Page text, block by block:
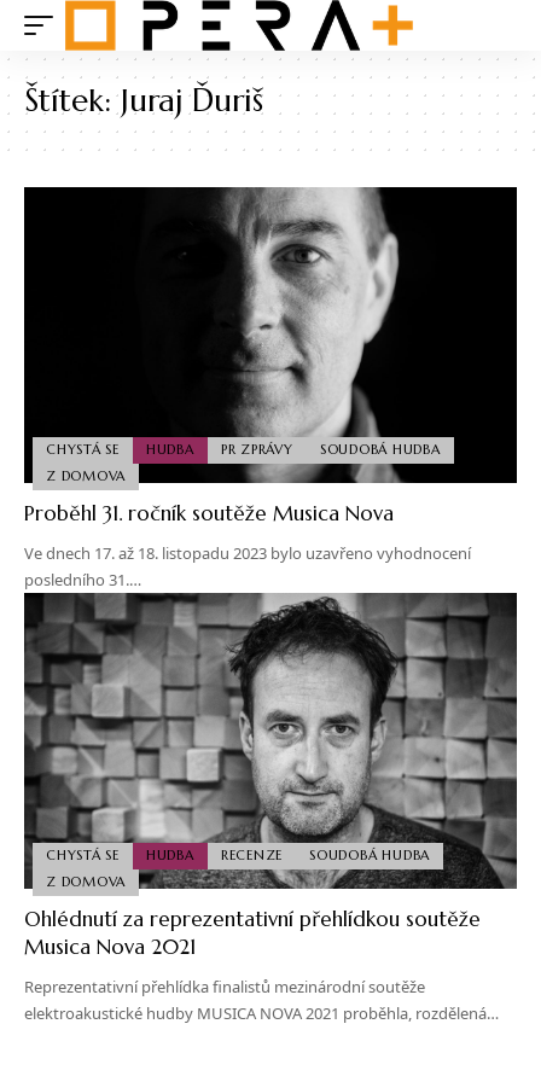
Štítek:Juraj Ďuriš
CHYSTÁ SE HUDBA PR ZPRÁVY
SOUDOBÁ HUDBA
Z DOMOVA
Proběhl 31. ročník soutěže Musica Nova
Ve dnech 17. až 18. listopadu 2023 bylo uzavřeno vyhodnocení
posledního 31.…
CHYSTÁ SE HUDBA RECENZE
SOUDOBÁ HUDBA
Z DOMOVA
Ohlédnutí za reprezentativní přehlídkou soutěže
Musica Nova 2021
Reprezentativní přehlídka finalistů mezinárodní soutěže
elektroakustické hudby MUSICA NOVA 2021 proběhla, rozdělená…